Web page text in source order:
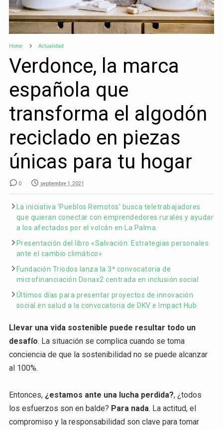
Home Actualidad
Verdonce, la marca
española que
transforma el algodón
reciclado en piezas
únicas para tu hogar
0 septiembre 1, 2021
La iniciativa ‘Pueblos Remotos’ busca teletrabajadores
que quieran conectar con emprendedores rurales y ayudar
a los afectados por el volcán en La Palma.
Presentación del libro «Salvación: Estrategias personales
ante el cambio climático»
Fundación Triodos lanza la 3ª convocatoria de
microfinanciación Donax2 centrada en inclusión social
Últimos días para presentar proyectos de innovación
social en salud a la convocatoria de DKV e Impact Hub
Llevar una vida sostenible puede resultar todo un
desafío. La situación se complica cuando se toma
conciencia de que la sostenibilidad no se puede alcanzar
al 100%.
Entonces, ¿estamos ante una lucha perdida?, ¿todos
los esfuerzos son en balde? Para nada. La actitud, el
compromiso y la responsabilidad son clave para tomar